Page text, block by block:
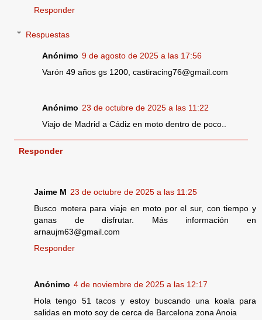
Responder
Respuestas
Anónimo 9 de agosto de 2025 a las 17:56
Varón 49 años gs 1200, castiracing76@gmail.com
Anónimo 23 de octubre de 2025 a las 11:22
Viajo de Madrid a Cádiz en moto dentro de poco..
Responder
Jaime M 23 de octubre de 2025 a las 11:25
Busco motera para viaje en moto por el sur, con tiempo y
ganas de disfrutar. Más información en
arnaujm63@gmail.com
Responder
Anónimo 4 de noviembre de 2025 a las 12:17
Hola tengo 51 tacos y estoy buscando una koala para
salidas en moto soy de cerca de Barcelona zona Anoia